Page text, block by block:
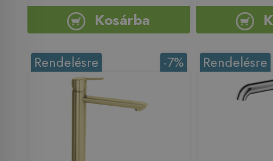
Kosárba
-7%
Rendelésre Rendelésre